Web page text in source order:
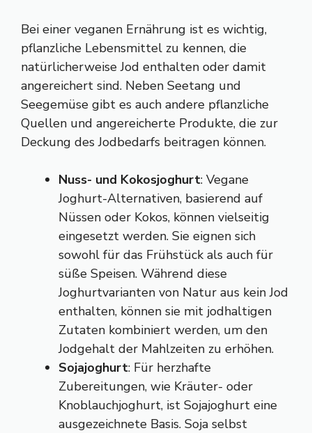
Bei einer veganen Ernährung ist es wichtig,
pflanzliche Lebensmittel zu kennen, die
natürlicherweise Jod enthalten oder damit
angereichert sind. Neben Seetang und
Seegemüse gibt es auch andere pflanzliche
Quellen und angereicherte Produkte, die zur
Deckung des Jodbedarfs beitragen können.
Nuss- und Kokosjoghurt: Vegane
Joghurt-Alternativen, basierend auf
Nüssen oder Kokos, können vielseitig
eingesetzt werden. Sie eignen sich
sowohl für das Frühstück als auch für
süße Speisen. Während diese
Joghurtvarianten von Natur aus kein Jod
enthalten, können sie mit jodhaltigen
Zutaten kombiniert werden, um den
Jodgehalt der Mahlzeiten zu erhöhen.
Sojajoghurt: Für herzhafte
Zubereitungen, wie Kräuter- oder
Knoblauchjoghurt, ist Sojajoghurt eine
ausgezeichnete Basis. Soja selbst